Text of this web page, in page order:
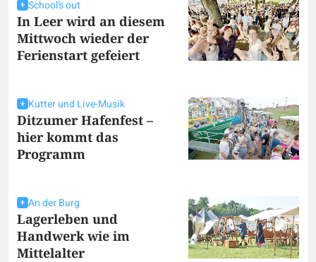
School’s out
In Leer wird an diesem
Mittwoch wieder der
Ferienstart gefeiert
Kutter und Live-Musik
Ditzumer Hafenfest –
hier kommt das
Programm
An der Burg
Lagerleben und
Handwerk wie im
Mittelalter